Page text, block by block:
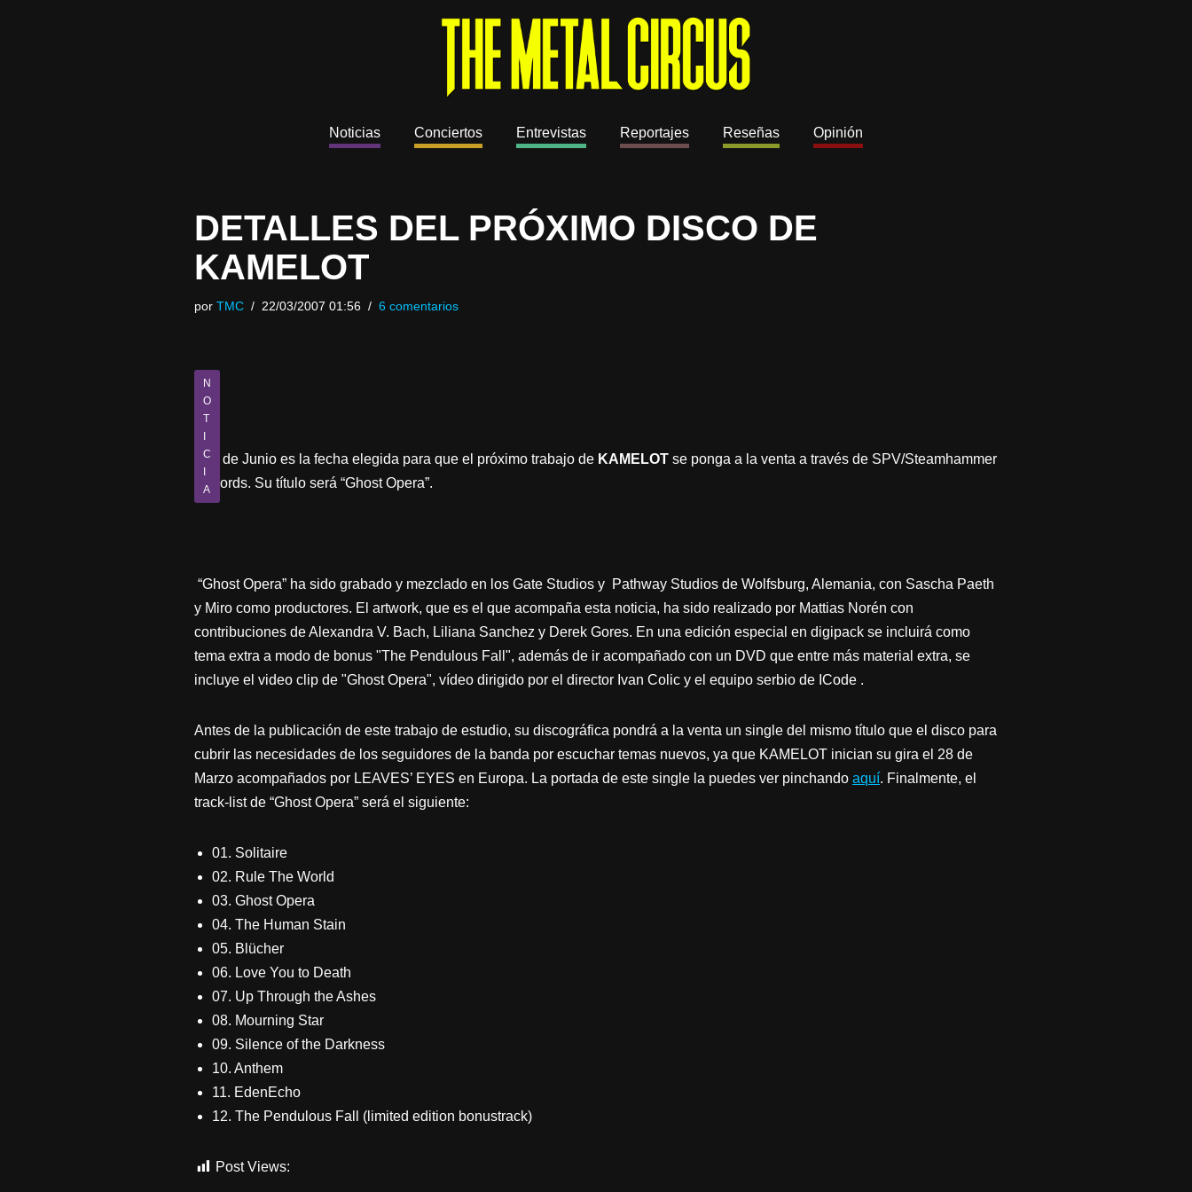
Noticias Conciertos Entrevistas Reportajes Reseñas Opinión
DETALLES DEL PRÓXIMO DISCO DE
KAMELOT
por TMC 22/03/2007 01:56 6 comentarios
N
O
T
C
A
El 4 de Junio es la fecha elegida para que el próximo trabajo de KAMELOT se ponga a la venta a través de SPV/Steamhammer
Records. Su título será “Ghost Opera”.
“Ghost Opera” ha sido grabado y mezclado en los Gate Studios y Pathway Studios de Wolfsburg, Alemania, con Sascha Paeth
y Miro como productores. El artwork, que es el que acompaña esta noticia, ha sido realizado por Mattias Norén con
contribuciones de Alexandra V. Bach, Liliana Sanchez y Derek Gores. En una edición especial en digipack se incluirá como
tema extra a modo de bonus "The Pendulous Fall", además de ir acompañado con un DVD que entre más material extra, se
incluye el video clip de "Ghost Opera", vídeo dirigido por el director Ivan Colic y el equipo serbio de ICode .
Antes de la publicación de este trabajo de estudio, su discográfica pondrá a la venta un single del mismo título que el disco para
cubrir las necesidades de los seguidores de la banda por escuchar temas nuevos, ya que KAMELOT inician su gira el 28 de
Marzo acompañados por LEAVES’ EYES en Europa. La portada de este single la puedes ver pinchando aquí. Finalmente, el
track-list de “Ghost Opera” será el siguiente:
01. Solitaire
02. Rule The World
03. Ghost Opera
04. The Human Stain
05. Blücher
06. Love You to Death
07. Up Through the Ashes
08. Mourning Star
09. Silence of the Darkness
10. Anthem
11. EdenEcho
12. The Pendulous Fall (limited edition bonustrack)
Post Views: